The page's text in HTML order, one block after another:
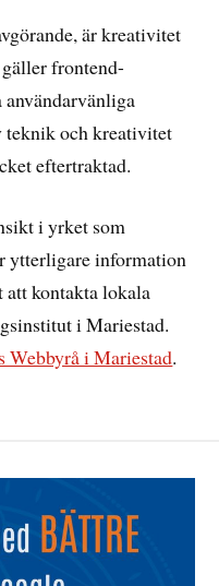
är kreativitet
frontend-
teknik och kreativitet
eftertraktad.
i yrket som
ytterligare information
att kontakta lokala
i Mariestad.
Webbyrå i Mariestad.